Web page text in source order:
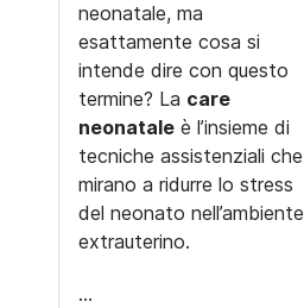
neonatale, ma
esattamente cosa si
intende dire con questo
termine? La care
neonatale è l’insieme di
tecniche assistenziali che
mirano a ridurre lo stress
del neonato nell’ambiente
extrauterino.
...